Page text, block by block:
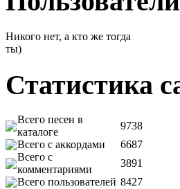
Никого нет, а кто же тогда
ты)
Статистика
Всего песен в
каталоге
9738
Всего с аккордами
6687
Всего с
комментариями
3891
Всего пользователей 8427